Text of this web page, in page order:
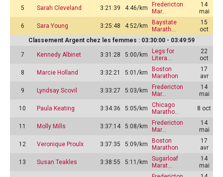
5 Sarah Cleveland 3:21:39 4:46/km
Fredericton
Mar…
14
mai
6 Sara Young 3:25:48 4:52/km
Baystate
Marath…
15
oct
Classement Argent chez les femmes : 03:30:00 - 03:49:59
7 Kennedy Albinet 3:31:28 5:00/km
Legs for
Litera…
22
oct
8 Marcie Holland 3:32:21 5:01/km
Boston
Marathon
17
avr
9 Lyndsay Scovil 3:33:27 5:03/km
Fredericton
Mar…
14
mai
10 Paula Keating 3:34:36 5:05/km
Chicago
Maratho…
8 oct
11 Molly Mills 3:37:14 5:08/km
Fredericton
Mar…
14
mai
12 Veronique Proulx 3:37:35 5:09/km
Boston
Marathon
17
avr
13 Susan Teakles 3:38:55 5:11/km
Sugarloaf
Marat…
14
mai